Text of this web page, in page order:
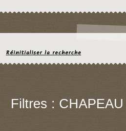
Réinitialiser la recherche
Filtres : CHAPEAU